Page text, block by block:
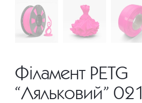
Філамент PETG
“Ляльковий” 021